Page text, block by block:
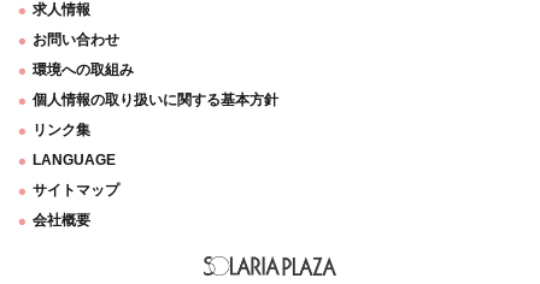
求人情報
お問い合わせ
環境への取組み
個人情報の取り扱いに関する基本方針
リンク集
LANGUAGE
サイトマップ
会社概要